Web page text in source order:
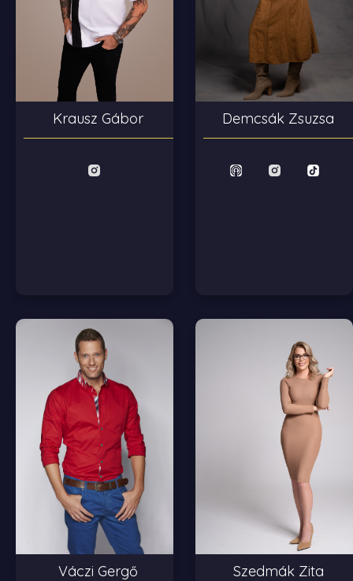
Krausz Gábor Demcsák Zsuzsa
Váczi Gergő Szedmák Zita